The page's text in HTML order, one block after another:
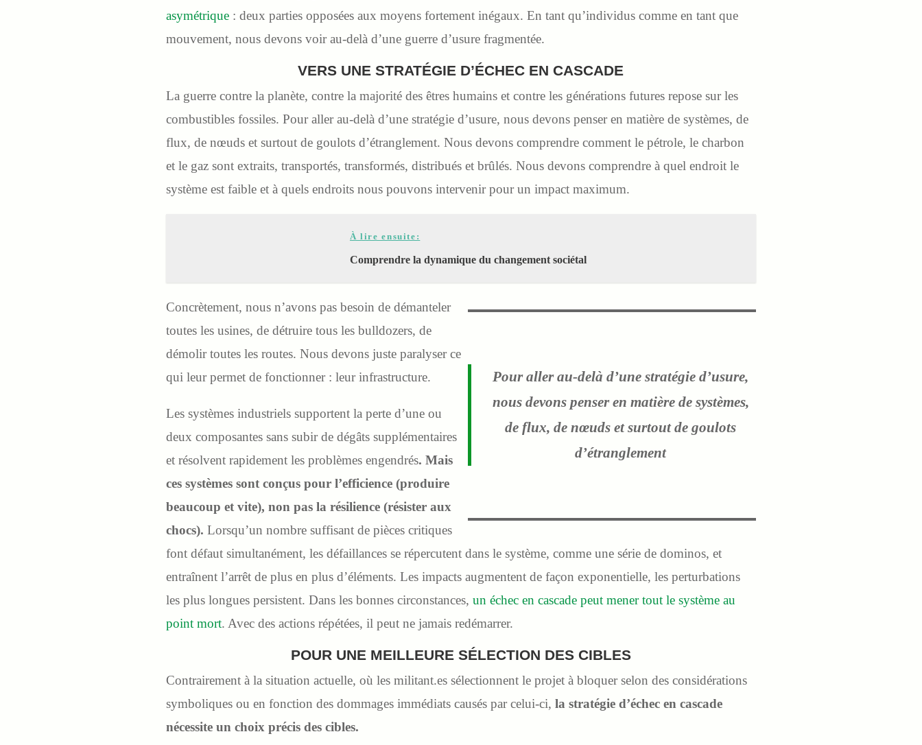
asymétrique: deux parties opposées aux moyens fortement inégaux. En tant qu’individus comme en tant que
mouvement, nous devons voir au-delà d’une guerre d’usure fragmentée.
VERS UNE STRATÉGIE D’ÉCHEC EN CASCADE
La guerre contre la planète, contre la majorité des êtres humains et contre les générations futures repose sur les
combustibles fossiles. Pour aller au-delà d’une stratégie d’usure, nous devons penser en matière de systèmes, de
flux, de nœuds et surtout de goulots d’étranglement. Nous devons comprendre comment le pétrole, le charbon
et le gaz sont extraits, transportés, transformés, distribués et brûlés. Nous devons comprendre à quel endroit le
système est faible et à quels endroits nous pouvons intervenir pour un impact maximum.
À lire ensuite:
Comprendre la dynamique du changement sociétal
Pour aller au-delà d’une stratégie d’usure,
nous devons penser en matière de systèmes,
de flux, de nœuds et surtout de goulots
d’étranglement
Concrètement, nous n’avons pas besoin de démanteler
toutes les usines, de détruire tous les bulldozers, de
démolir toutes les routes. Nous devons juste paralyser ce
qui leur permet de fonctionner : leur infrastructure.
Les systèmes industriels supportent la perte d’une ou
deux composantes sans subir de dégâts supplémentaires
et résolvent rapidement les problèmes engendrés. Mais
ces systèmes sont conçus pour l’efficience (produire
beaucoup et vite), non pas la résilience (résister aux
chocs). Lorsqu’un nombre suffisant de pièces critiques
font défaut simultanément, les défaillances se répercutent dans le système, comme une série de dominos, et
entraînent l’arrêt de plus en plus d’éléments. Les impacts augmentent de façon exponentielle, les perturbations
les plus longues persistent. Dans les bonnes circonstances, un échec en cascade peut mener tout le système au
point mort. Avec des actions répétées, il peut ne jamais redémarrer.
POUR UNE MEILLEURE SÉLECTION DES CIBLES
Contrairement à la situation actuelle, où les militant.es sélectionnent le projet à bloquer selon des considérations
symboliques ou en fonction des dommages immédiats causés par celui-ci, la stratégie d’échec en cascade
nécessite un choix précis des cibles.